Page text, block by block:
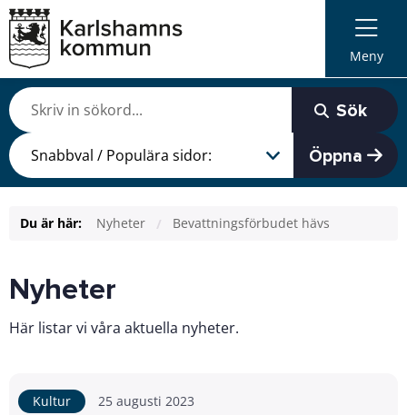
Meny
Sök
Öppna
Du är här: Nyheter Bevattningsförbudet hävs
Nyheter
Här listar vi våra aktuella nyheter.
Kultur 25 augusti 2023